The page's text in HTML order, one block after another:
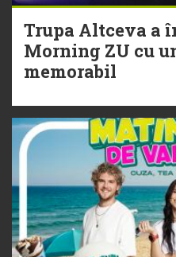
20 Iulie
Torpedoul lui
Trupa Altceva a
Morning ZU cu
memorabil